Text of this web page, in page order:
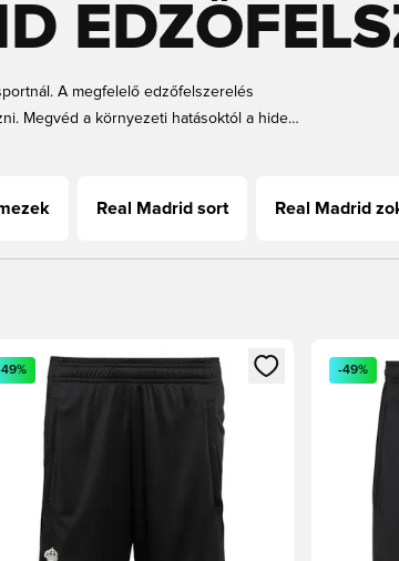
A megfelelő edzőfelszerelés
Megvéd a környezeti hatásoktól a hideg
és végül, de nem utolsósorban,
és még sok más közül.
Real Madrid sort Real Madrid
való regisztrációhoz
egy modált a bejelentkezéshez vagy aMegnyit
-49%